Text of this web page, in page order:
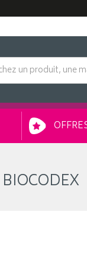
BIOCODEX